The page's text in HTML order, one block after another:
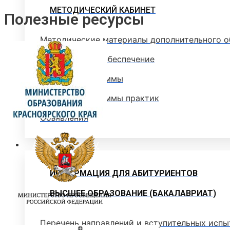
МЕТОДИЧЕСКИЙ КАБИНЕТ
Методические материалы дополнительного
Методическое обеспечение
Рабочие программы
Рабочие программы практик
Объявления
Абитуриенту
ИНФОРМАЦИЯ ДЛЯ АБИТУРИЕНТОВ
ВЫСШЕЕ ОБРАЗОВАНИЕ (БАКАЛАВРИАТ)
Перечень направлений и вступительных
Полезные ресурсы